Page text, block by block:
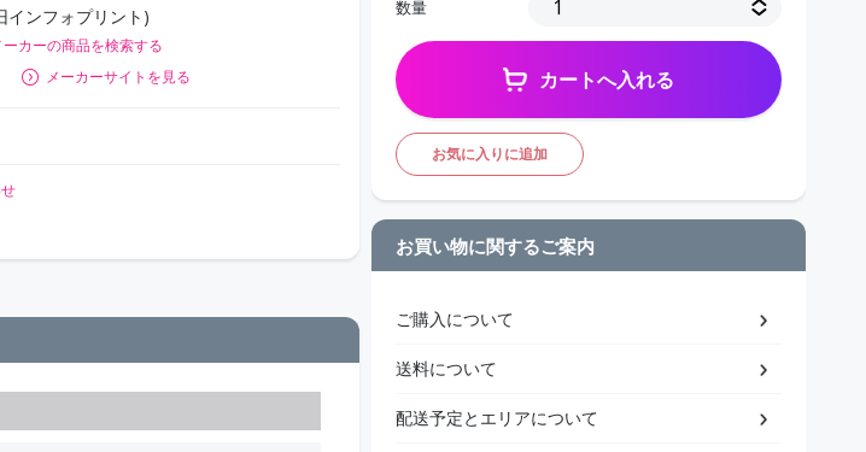
インフォプリント)
ーカーの商品を検索する
メーカーサイトを見る
数量
カートへ入れる
お気に入りに追加
お買い物に関するご案内
ご購入について
送料について
配送予定とエリアについて